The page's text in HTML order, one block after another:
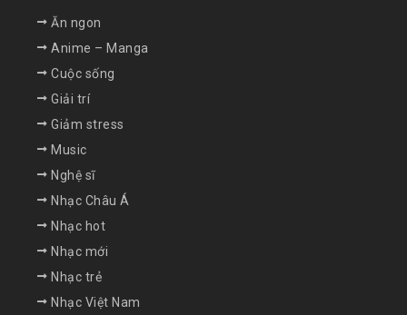
Ăn ngon
Anime – Manga
Cuộc sống
Giải trí
Giảm stress
Music
Nghệ sĩ
Nhạc Châu Á
Nhạc hot
Nhạc mới
Nhạc trẻ
Nhạc Việt Nam